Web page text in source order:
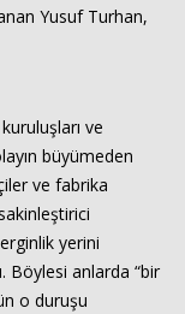
Yusuf Turhan,
ve
büyümeden
ve fabrika
yerini
Böylesi anlarda “bir
o duruşu